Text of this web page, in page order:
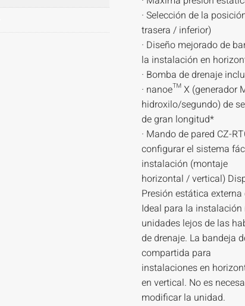
· Selección de la
trasera / inferior)
· Diseño mejorado de
la instalación en
· Bomba de drenaje
· nanoe™ X (generador
hidroxilo/segundo) de
de gran longitud*
· Mando de pared CZ-
configurar el sistema
instalación (montaje
horizontal / vertical)
Presión estática externa
Ideal para la instalación
unidades lejos de las
de drenaje. La bandeja
compartida para
instalaciones en
en vertical. No es
modificar la unidad.